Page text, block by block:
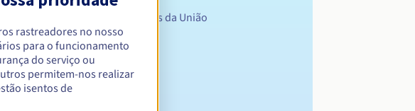
nos estados membros da União
da AFNIC
rastreadores no nosso
para o funcionamento
do serviço ou
permitem-nos realizar
isentos de